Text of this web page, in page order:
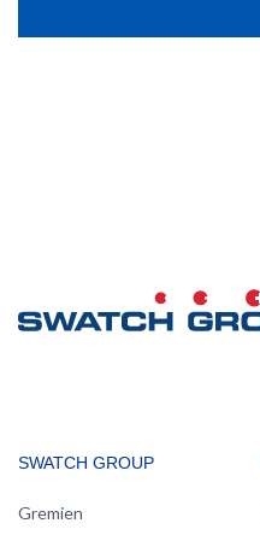
MAIN
NAVIGATION
SWATCH GROUP
Gremien